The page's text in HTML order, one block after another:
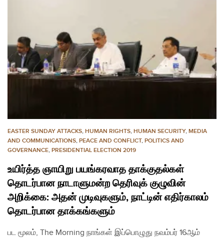
EASTER SUNDAY ATTACKS, HUMAN RIGHTS, HUMAN SECURITY, MEDIA
AND COMMUNICATIONS, PEACE AND CONFLICT, POLITICS AND
GOVERNANCE, PRESIDENTIAL ELECTION 2019
உயிர்த்த ஞாயிறு பயங்கரவாத தாக்குதல்கள்
தொடர்பான நாடாளுமன்ற தெரிவுக் குழுவின்
அறிக்கை: அதன் முடிவுகளும், நாட்டின் எதிர்காலம்
தொடர்பான தாக்கங்களும்
பட மூலம், The Morning நாங்கள் இப்பொழுது நவம்பர் 16ஆம்